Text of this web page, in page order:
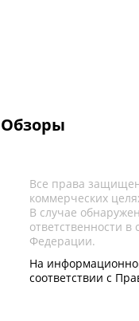
Обзоры
Все права
коммерческих
В случае
ответственности
Федерации.
На
соответствии с